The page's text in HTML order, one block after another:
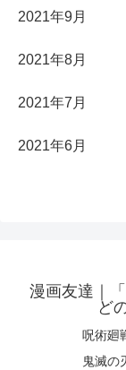
2021年9月
2021年8月
2021年7月
2021年6月
漫画友達｜
ど
呪術廻
鬼滅の